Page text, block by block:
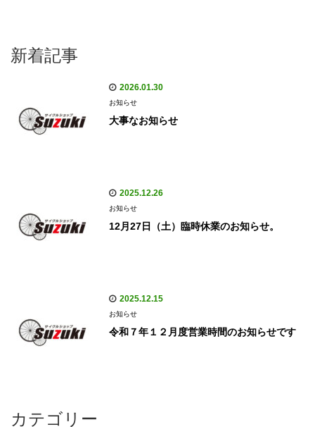
新着記事
2026.01.30
お知らせ
大事なお知らせ
2025.12.26
お知らせ
12月27日（土）臨時休業のお知らせ。
2025.12.15
お知らせ
令和７年１２月度営業時間のお知らせです
カテゴリー